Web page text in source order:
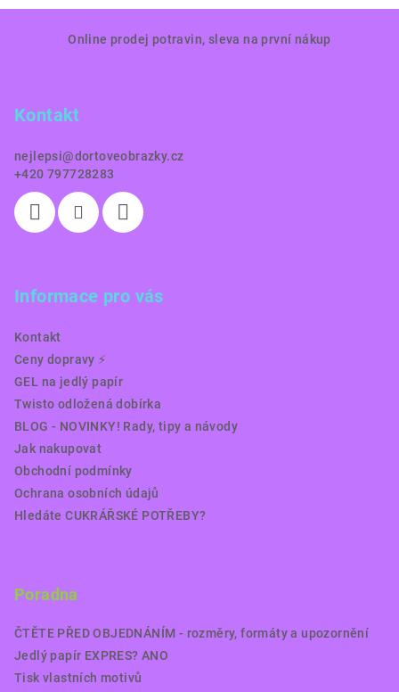
Online prodej potravin, sleva na první nákup
Kontakt
nejlepsi@dortoveobrazky.cz
+420 797728283
Informace pro vás
Kontakt
Ceny dopravy ⚡️
GEL na jedlý papír
Twisto odložená dobírka
BLOG - NOVINKY! Rady, tipy a návody
Jak nakupovat
Obchodní podmínky
Ochrana osobních údajů
Hledáte CUKRÁŘSKÉ POTŘEBY?
Poradna
ČTĚTE PŘED OBJEDNÁNÍM - rozměry, formáty a upozornění
Jedlý papír EXPRES? ANO
Tisk vlastních motivů